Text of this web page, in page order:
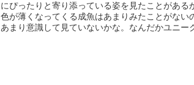
にぴったりと寄り添っている姿を見たことがある
色が薄くなってくる成魚はあまりみたことがない
あまり意識して見ていないかな。なんだかユニー